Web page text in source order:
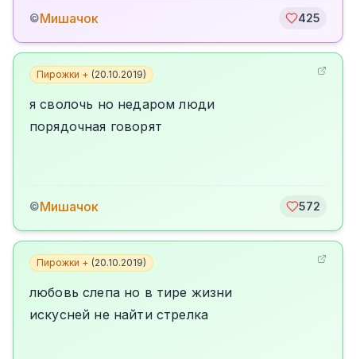
©Мишачок 425
Пирожки + (20.10.2019)
я сволочь но недаром люди
порядочная говорят
©Мишачок 572
Пирожки + (20.10.2019)
любовь слепа но в тире жизни
искусней не найти стрелка